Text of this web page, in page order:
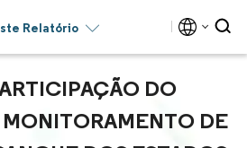
Relatório
DO
DE